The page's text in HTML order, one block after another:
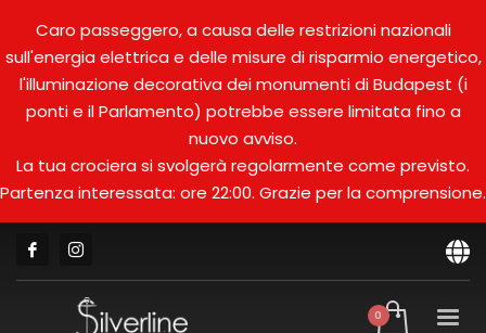
Caro passeggero, a causa delle restrizioni nazionali
sull'energia elettrica e delle misure di risparmio energetico,
l'illuminazione decorativa dei monumenti di Budapest (i
ponti e il Parlamento) potrebbe essere limitata fino a
nuovo avviso.
La tua crociera si svolgerà regolarmente come previsto.
Partenza interessata: ore 22:00. Grazie per la comprensione.